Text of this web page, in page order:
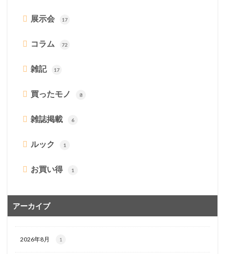
展示会 17
コラム 72
雑記 17
買ったモノ 8
雑誌掲載 6
ルック 1
お買い得 1
アーカイブ
2026年8月 1